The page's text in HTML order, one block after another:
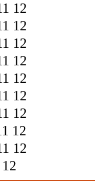
12
12
12
12
12
12
12
12
12
12